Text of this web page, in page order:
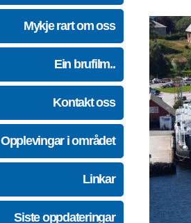
Mykje rart om oss
Ein brufilm..
Kontakt oss
Opplevingar i området
Linkar
Siste oppdateringar